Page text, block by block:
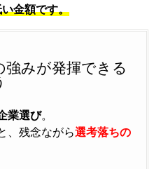
金額です。
強みが発揮できる
業選び。
、残念ながら選考落ちの